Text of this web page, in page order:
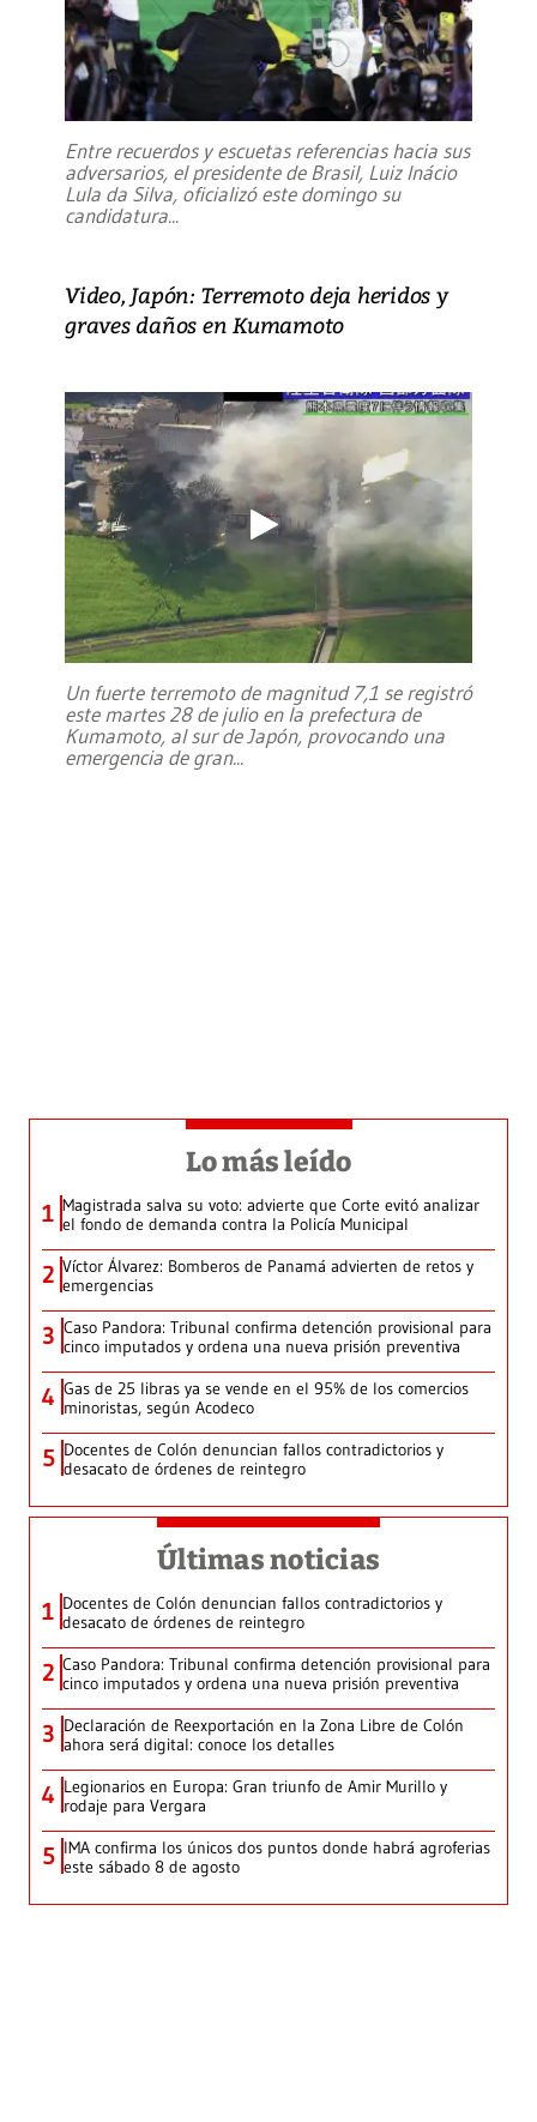
Entre recuerdos y escuetas referencias hacia sus
adversarios, el presidente de Brasil, Luiz Inácio
Lula da Silva, oficializó este domingo su
candidatura...
Video, Japón: Terremoto deja heridos y
graves daños en Kumamoto
Un fuerte terremoto de magnitud 7,1 se registró
este martes 28 de julio en la prefectura de
Kumamoto, al sur de Japón, provocando una
emergencia de gran...
Lo más leído
1 Magistrada salva su voto: advierte que Corte evitó analizar
el fondo de demanda contra la Policía Municipal
2 Víctor Álvarez: Bomberos de Panamá advierten de retos y
emergencias
3 Caso Pandora: Tribunal confirma detención provisional para
cinco imputados y ordena una nueva prisión preventiva
4 Gas de 25 libras ya se vende en el 95% de los comercios
minoristas, según Acodeco
5 Docentes de Colón denuncian fallos contradictorios y
desacato de órdenes de reintegro
Últimas noticias
1 Docentes de Colón denuncian fallos contradictorios y
desacato de órdenes de reintegro
2 Caso Pandora: Tribunal confirma detención provisional para
cinco imputados y ordena una nueva prisión preventiva
3 Declaración de Reexportación en la Zona Libre de Colón
ahora será digital: conoce los detalles
4 Legionarios en Europa: Gran triunfo de Amir Murillo y
rodaje para Vergara
5 IMA confirma los únicos dos puntos donde habrá agroferias
este sábado 8 de agosto